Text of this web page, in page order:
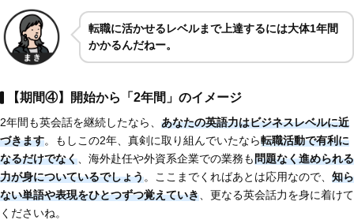
転職に活かせるレベルまで上達するには大体1年間
かかるんだねー。
【期間④】開始から「2年間」のイメージ
2年間も英会話を継続したなら、 あなたの英語力はビジネスレベルに近
づきます。もしこの2年、真剣に取り組んでいたなら転職活動で有利に
なるだけでなく 、海外赴任や外資系企業での業務も問題なく進められる
力が身についているでしょう。ここまでくればあとは応用なので、 知ら
ない単語や表現をひとつずつ覚えていき 、更なる英会話力を身に着けて
くださいね。